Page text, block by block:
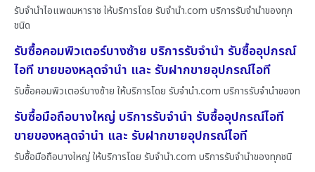
รับจำนำไอแพดมหาราช ให้บริการโดย รับจํานํา.com บริการรับจำนำของทุก
ชนิด
รับซื้อคอมพิวเตอร์บางซ้าย บริการรับจำนำ รับซื้ออุปกรณ์
ไอที ขายของหลุดจำนำ และ รับฝากขายอุปกรณ์ไอที
รับซื้อคอมพิวเตอร์บางซ้าย ให้บริการโดย รับจํานํา.com บริการรับจำนำของท
รับซื้อมือถือบางใหญ่ บริการรับจำนำ รับซื้ออุปกรณ์ไอที
ขายของหลุดจำนำ และ รับฝากขายอุปกรณ์ไอที
รับซื้อมือถือบางใหญ่ ให้บริการโดย รับจํานํา.com บริการรับจำนำของทุกชนิ